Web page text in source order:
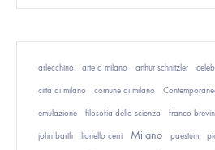
arlecchino arte a milano arthur schnitzler
città di milano comune di milano
emulazione filosofia della scienza franco
john barth lionello cerri Milano paestum